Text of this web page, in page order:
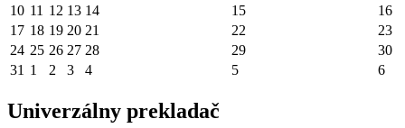
10 11 12 13 14 15
16
17 18 19 20 21 22
23
24 25 26 27 28 29
30
31 1 2 3 4 5 6
Univerzálny prekladač